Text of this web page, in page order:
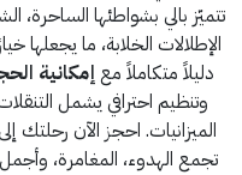
تتميّز بالي بشواطئها الساحرة،
الإطلالات الخلابة، ما يجعلها
دليلاً متكاملاً معإمكانية
وتنظيم احترافي يشمل
الميزانيات. احجز الآن رحلتك
تجمع الهدوء، المغامرة،